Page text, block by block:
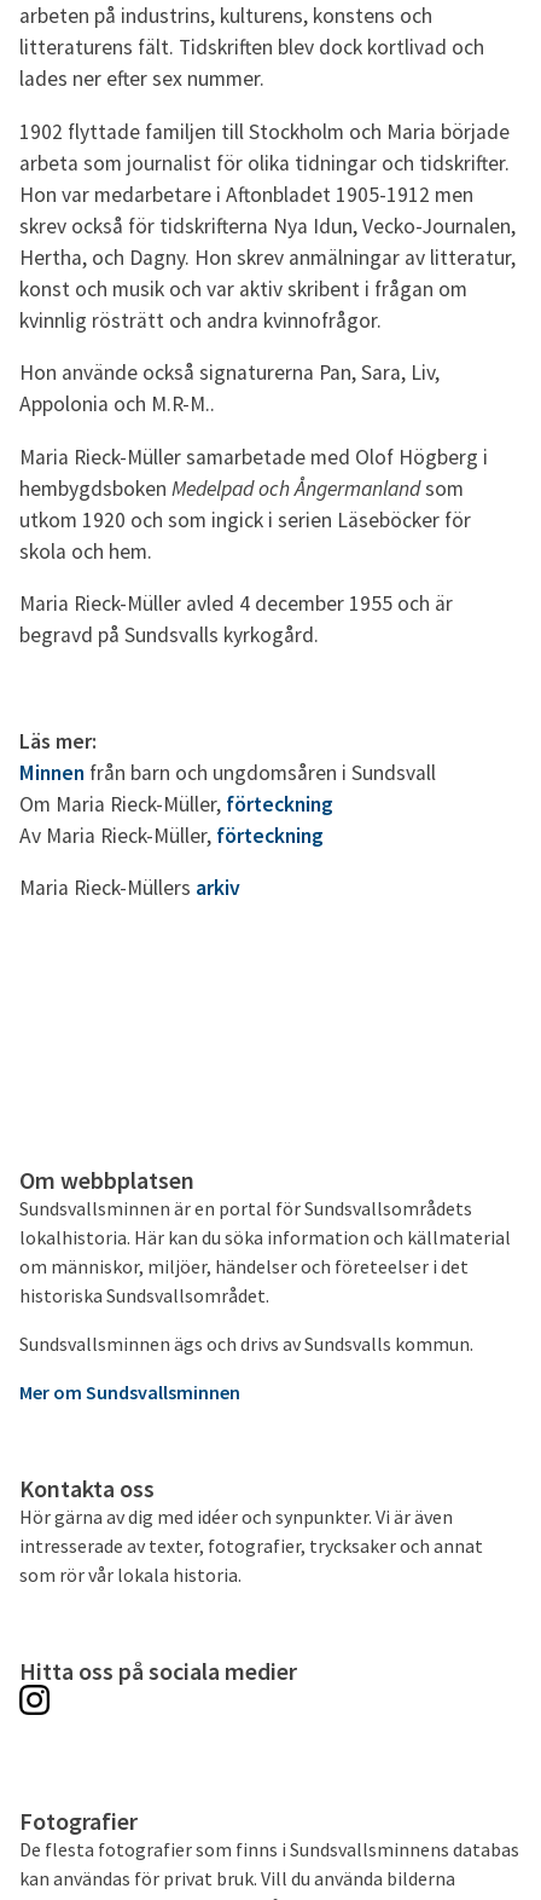
arbeten på industrins, kulturens, konstens och
litteraturens fält. Tidskriften blev dock kortlivad och
lades ner efter sex nummer.
1902 flyttade familjen till Stockholm och Maria började
arbeta som journalist för olika tidningar och tidskrifter.
Hon var medarbetare i Aftonbladet 1905-1912 men
skrev också för tidskrifterna Nya Idun, Vecko-Journalen,
Hertha, och Dagny. Hon skrev anmälningar av litteratur,
konst och musik och var aktiv skribent i frågan om
kvinnlig rösträtt och andra kvinnofrågor.
Hon använde också signaturerna Pan, Sara, Liv,
Appolonia och M.R-M..
Maria Rieck-Müller samarbetade med Olof Högberg i
hembygdsboken Medelpad och Ångermanlandsom
utkom 1920 och som ingick i serien Läseböcker för
skola och hem.
Maria Rieck-Müller avled 4 december 1955 och är
begravd på Sundsvalls kyrkogård.
Läs mer:
Minnen från barn och ungdomsåren i Sundsvall
Om Maria Rieck-Müller, förteckning
Av Maria Rieck-Müller, förteckning
Maria Rieck-Müllers arkiv
Om webbplatsen
Sundsvallsminnen är en portal för Sundsvallsområdets
lokalhistoria. Här kan du söka information och källmaterial
om människor, miljöer, händelser och företeelser i det
historiska Sundsvallsområdet.
Sundsvallsminnen ägs och drivs av Sundsvalls kommun.
Mer om Sundsvallsminnen
Kontakta oss
Hör gärna av dig med idéer och synpunkter. Vi är även
intresserade av texter, fotografier, trycksaker och annat
som rör vår lokala historia.
Hitta oss på sociala medier
Fotografier
De flesta fotografier som finns i Sundsvallsminnens databas
kan användas för privat bruk. Vill du använda bilderna